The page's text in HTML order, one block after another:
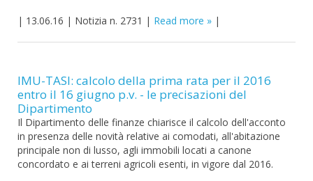
| 13.06.16 | Notizia n. 2731 | Read more |
IMU-TASI: calcolo della prima rata per il 2016
entro il 16 giugno p.v. - le precisazioni del
Dipartimento
Il Dipartimento delle finanze chiarisce il calcolo dell'acconto
in presenza delle novità relative ai comodati, all'abitazione
principale non di lusso, agli immobili locati a canone
concordato e ai terreni agricoli esenti, in vigore dal 2016.